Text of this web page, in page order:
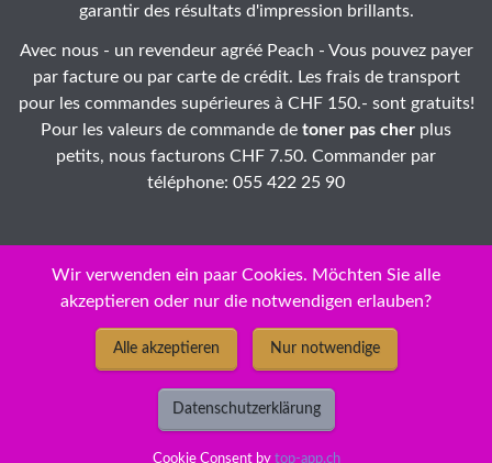
garantir des résultats d'impression brillants.
Avec nous - un revendeur agréé Peach - Vous pouvez payer
par facture ou par carte de crédit. Les frais de transport
pour les commandes supérieures à CHF 150.- sont gratuits!
Pour les valeurs de commande de toner pas cher plus
petits, nous facturons CHF 7.50. Commander par
téléphone: 055 422 25 90
ID: 07-pv5s3m-08
© Copyright 2026 - New Economy GmbH / Panasonic KXF 969
Toner ❅ cartouches / jet d'encre Peach - prix discount bas
permanents pour HP, Epson, Canon, OKI, et autres Prix bas
Wir verwenden ein paar Cookies. Möchten Sie alle
akzeptieren oder nur die notwendigen erlauben?
Alle akzeptieren Nur notwendige
Datenschutzerklärung
Cookie Consent by top-app.ch